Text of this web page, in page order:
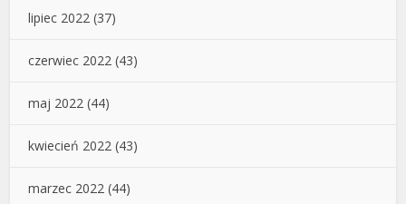
lipiec 2022 (37)
czerwiec 2022 (43)
maj 2022 (44)
kwiecień 2022 (43)
marzec 2022 (44)